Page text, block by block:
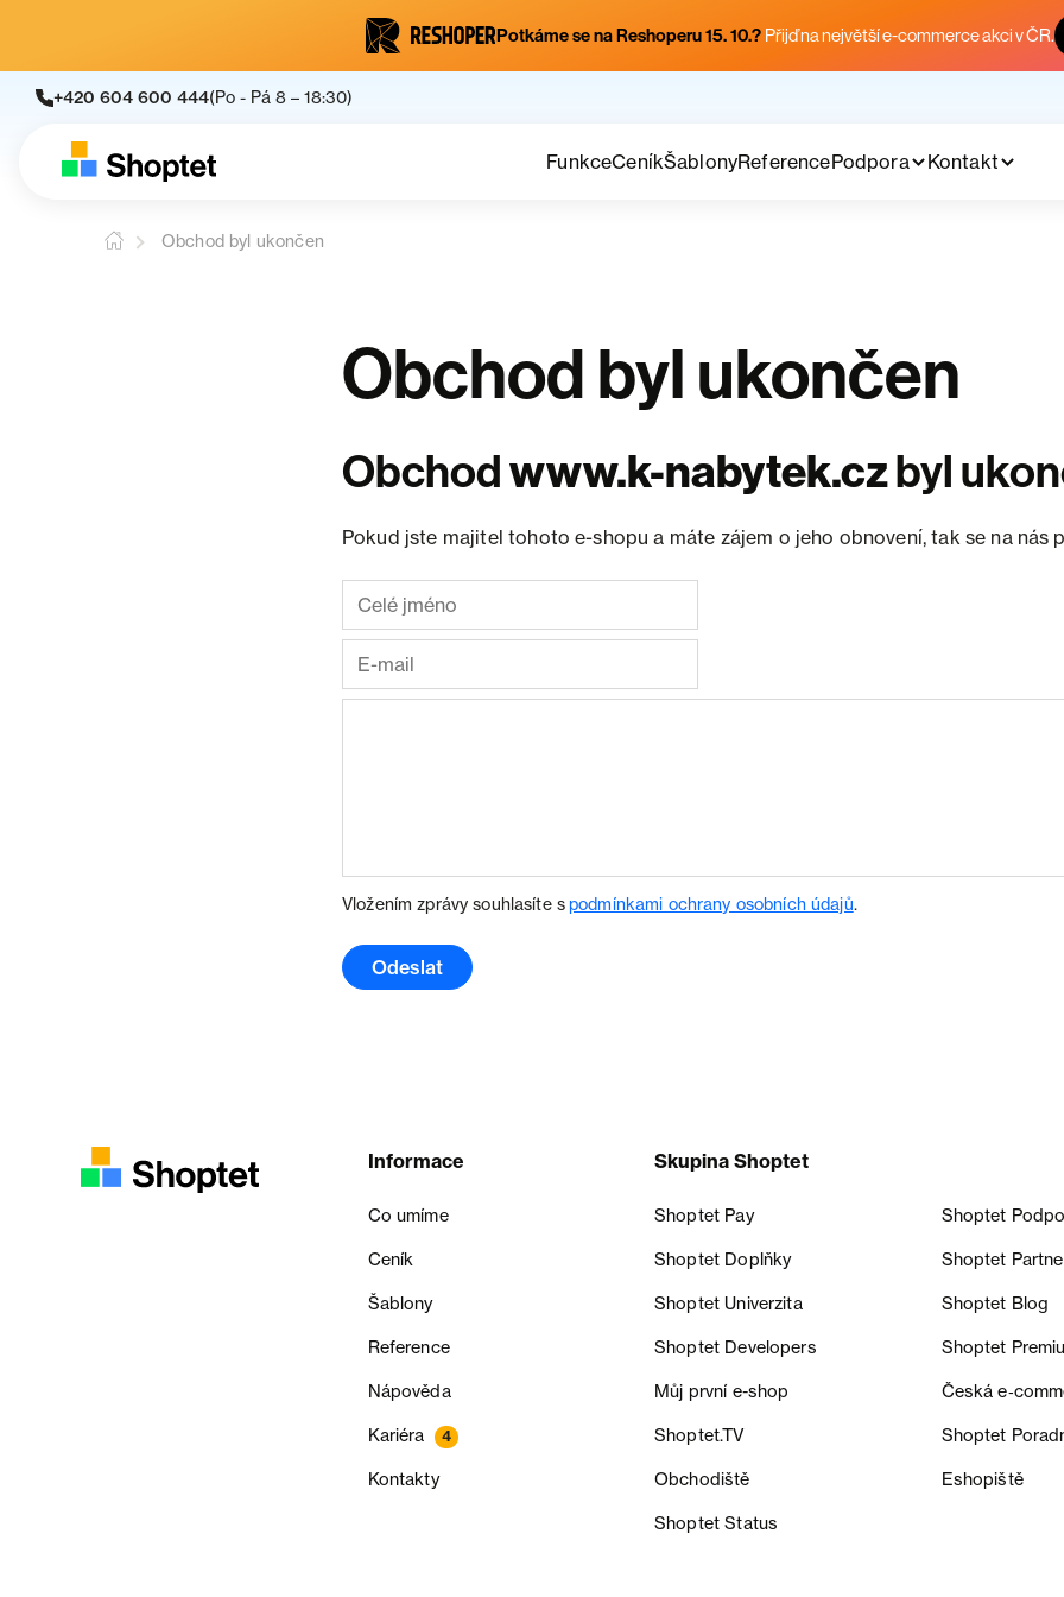
Potkáme se na Reshoperu 15. 10.? Přijď na největší e-commerce akci v ČR.
+420 604 600 444(Po - Pá 8 – 18:30)
FunkceCeníkŠablonyReferencePodpora Kontakt
Obchod byl ukončen
Obchod byl ukončen
Obchodwww.k-nabytek.czbyl
Pokud jste majitel tohoto e-shopu a máte zájem o jeho obnovení, tak se na nás
Vložením zprávy souhlasíte spodmínkami ochrany osobních údajů.
Odeslat
Informace
Co umíme
Ceník
Šablony
Reference
Nápověda
Kariéra 4
Kontakty
Skupina Shoptet
Shoptet Pay Shoptet
Shoptet Doplňky Shoptet
Shoptet Univerzita Shoptet Blog
Shoptet Developers Shoptet
Můj první e-shop Česká
Shoptet.TV Shoptet
Obchodiště Eshopiště
Shoptet Status